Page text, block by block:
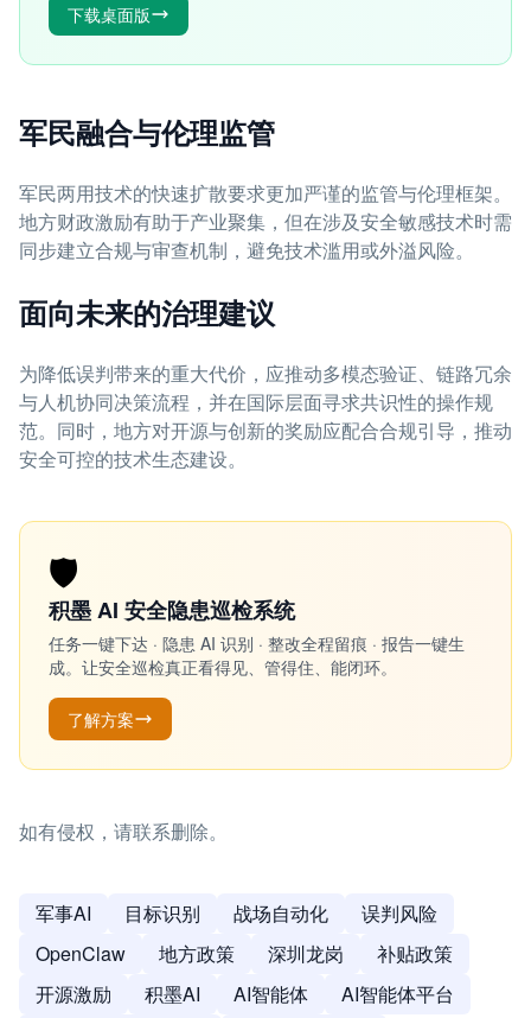
下载桌面版
军民融合与伦理监管
军民两用技术的快速扩散要求更加严谨的监管与伦理框架。
地方财政激励有助于产业聚集，但在涉及安全敏感技术时需
同步建立合规与审查机制，避免技术滥用或外溢风险。
面向未来的治理建议
为降低误判带来的重大代价，应推动多模态验证、链路冗余
与人机协同决策流程，并在国际层面寻求共识性的操作规
范。同时，地方对开源与创新的奖励应配合合规引导，推动
安全可控的技术生态建设。
🛡️
积墨 AI 安全隐患巡检系统
任务一键下达 · 隐患 AI 识别 · 整改全程留痕 · 报告一键生
成。让安全巡检真正看得见、管得住、能闭环。
了解方案
如有侵权，请联系删除。
军事AI 目标识别 战场自动化
误判风险
OpenClaw
地方政策 深圳龙岗
补贴政策
开源激励
积墨AI AI智能体
AI智能体平台